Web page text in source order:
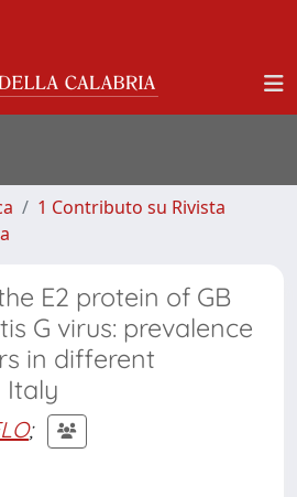
1 Contributo su Rivista
E2 protein of GB
G virus: prevalence
in different
Italy
;